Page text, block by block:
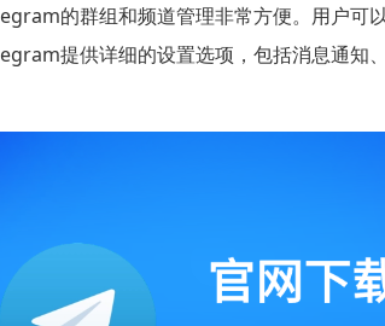
的群组和频道管理非常方便。用户可
提供详细的设置选项，包括消息通知